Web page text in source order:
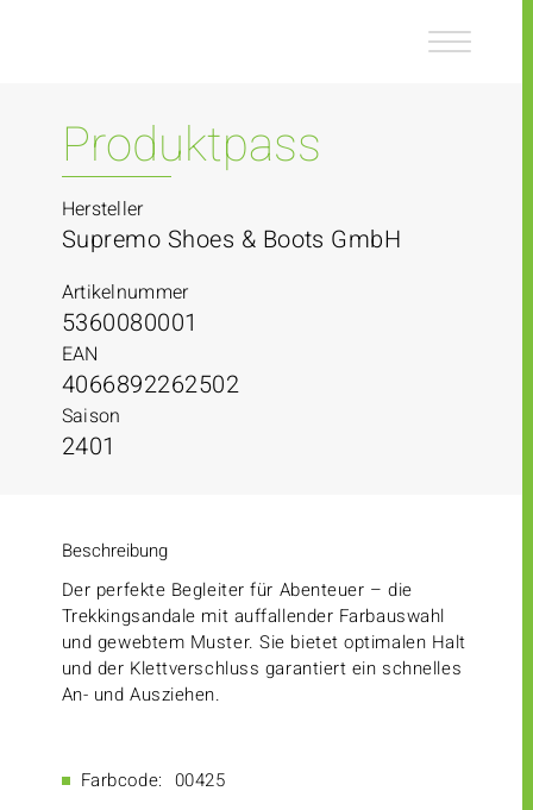
Produktpass
Hersteller
Supremo Shoes & Boots GmbH
Artikelnummer
5360080001
EAN
4066892262502
Saison
2401
Beschreibung
Der perfekte Begleiter für Abenteuer – die
Trekkingsandale mit auffallender Farbauswahl
und gewebtem Muster. Sie bietet optimalen Halt
und der Klettverschluss garantiert ein schnelles
An- und Ausziehen.
Farbcode: 00425